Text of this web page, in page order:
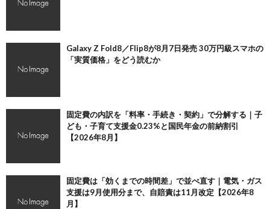
Galaxy Z Fold8／Flip8が8月7日発売 30万円級スマホの
「実質価格」をどう読むか
固定費の内訳を「料率・手続き・契約」で分解する｜子
ども・子育て支援金0.23%と国民年金の前納割引
【2026年8月】
固定費は「効くまでの時間差」で並べ直す｜電気・ガス
支援は9月使用分まで、自賠責は11月改定【2026年8
月】